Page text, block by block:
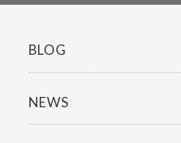
BLOG
NEWS